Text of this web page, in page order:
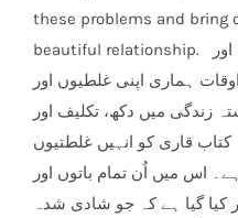
these problems and
beautiful relationship. شادی زندگی کا ایک خوبصورت اور
ہماری اپنی غلطیوں اور
زندگی میں دکھ، تکلیف اور
قاری کو انہیں غلطتیوں
اس میں اُن تمام باتوں اور
کیا گیا ہے کہ جو شادی شدہ